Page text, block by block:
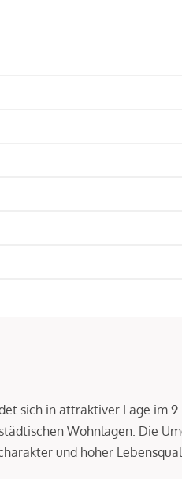
sich in attraktiver Lage im
Wohnlagen. Die
und hoher